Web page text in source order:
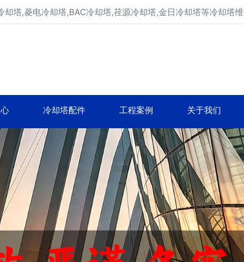
塔,菱电冷却塔,BAC冷却塔,荏源冷却塔,金日冷却塔等冷却塔维
冷却塔配件 工程案例 关于我们